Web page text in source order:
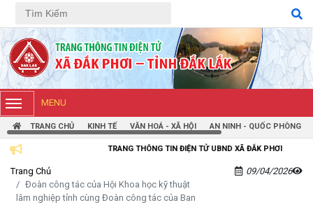
Tiếng Việt Tiếng Anh
MENU
TRANG CHỦ KINH TẾ VĂN HOÁ - XÃ HỘI AN NINH - QUỐC PHÒNG
TRANG THÔNG TIN ĐIỆN TỬ UBND XÃ ĐẮK PHƠI
Trang Chủ
Đoàn công tác của Hội Khoa học kỹ thuật
lâm nghiệp tỉnh cùng Đoàn công tác của Ban
09/04/2026